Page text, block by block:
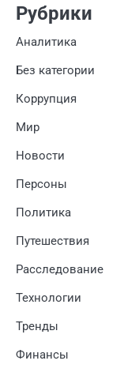
Рубрики
Аналитика
Без категории
Коррупция
Мир
Новости
Персоны
Политика
Путешествия
Расследование
Технологии
Тренды
Финансы